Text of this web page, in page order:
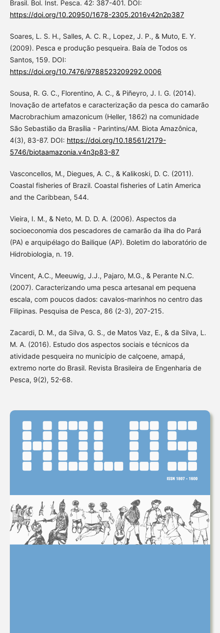
Brasil. Bol. Inst. Pesca. 42: 387-401. DOI:
https://doi.org/10.20950/1678-2305.2016v42n2p387
Soares, L. S. H., Salles, A. C. R., Lopez, J. P., & Muto, E. Y.
(2009). Pesca e produção pesqueira. Baía de Todos os
Santos, 159. DOI:
https://doi.org/10.7476/9788523209292.0006
Sousa, R. G. C., Florentino, A. C., & Piñeyro, J. I. G. (2014).
Inovação de artefatos e caracterização da pesca do camarão
Macrobrachium amazonicum (Heller, 1862) na comunidade
São Sebastião da Brasília - Parintins/AM. Biota Amazônica,
4(3), 83-87. DOI: https://doi.org/10.18561/2179-
5746/biotaamazonia.v4n3p83-87
Vasconcellos, M., Diegues, A. C., & Kalikoski, D. C. (2011).
Coastal fisheries of Brazil. Coastal fisheries of Latin America
and the Caribbean, 544.
Vieira, I. M., & Neto, M. D. D. A. (2006). Aspectos da
socioeconomia dos pescadores de camarão da ilha do Pará
(PA) e arquipélago do Bailique (AP). Boletim do laboratório de
Hidrobiologia, n. 19.
Vincent, A.C., Meeuwig, J.J., Pajaro, M.G., & Perante N.C.
(2007). Caracterizando uma pesca artesanal em pequena
escala, com poucos dados: cavalos-marinhos no centro das
Filipinas. Pesquisa de Pesca, 86 (2-3), 207-215.
Zacardi, D. M., da Silva, G. S., de Matos Vaz, E., & da Silva, L.
M. A. (2016). Estudo dos aspectos sociais e técnicos da
atividade pesqueira no município de calçoene, amapá,
extremo norte do Brasil. Revista Brasileira de Engenharia de
Pesca, 9(2), 52-68.